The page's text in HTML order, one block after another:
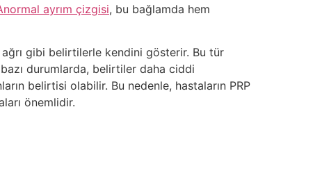
ayrım çizgisi, bu bağlamda hem
ağrı gibi belirtilerle kendini gösterir. Bu tür
durumlarda, belirtiler daha ciddi
belirtisi olabilir. Bu nedenle, hastaların PRP
önemlidir.